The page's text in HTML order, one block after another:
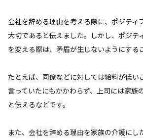
会社を辞める理由を考える際に、ポジティ
大切であると伝えました。しかし、ポジテ
を変える際は、矛盾が生じないようにする
たとえば、同僚などに対しては給料が低い
言っていたにもかかわらず、上司には家族
と伝えるなどです。
また、会社を辞める理由を家族の介護にし